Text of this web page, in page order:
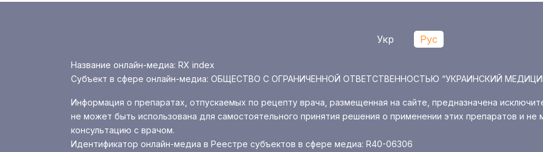
Укр Рус
Название онлайн-медиа: RX index
Субъект в сфере онлайн-медиа: ОБЩЕСТВО С ОГРАНИЧЕННОЙ ОТВЕТСТВЕННОСТЬЮ “УКРАИНСКИЙ
Информация о препаратах, отпускаемых по рецепту врача, размещенная на сайте, предназначена
не может быть использована для самостоятельного принятия решения о применении этих препаратов и
консультацию с врачом.
Идентификатор онлайн-медиа в Реестре субъектов в сфере медиа: R40-06306